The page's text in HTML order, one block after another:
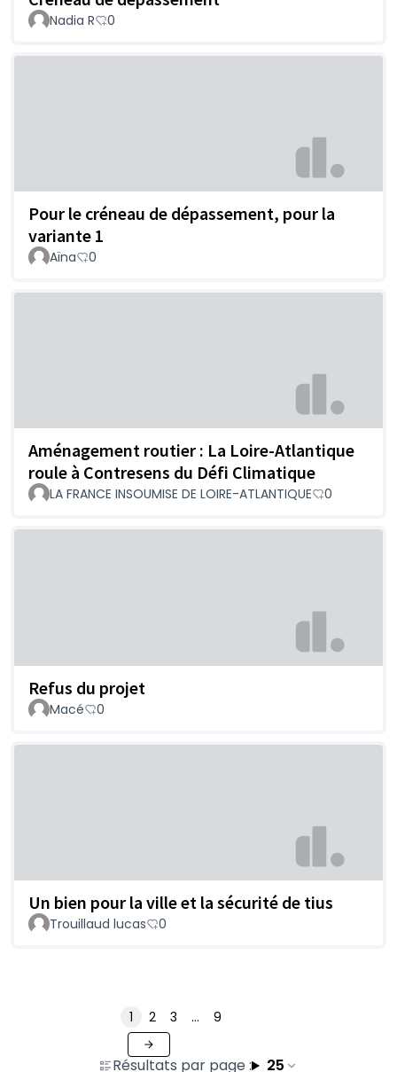
Nadia R 0
Pour le créneau de dépassement, pour la
variante 1
Aïna 0
Aménagement routier : La Loire-Atlantique
roule à Contresens du Défi Climatique
LA FRANCE INSOUMISE DE LOIRE-ATLANTIQUE 0
Refus du projet
Macé 0
Un bien pour la ville et la sécurité de tius
Trouillaud lucas 0
Résultats par page : 25
1 2 3 … 9